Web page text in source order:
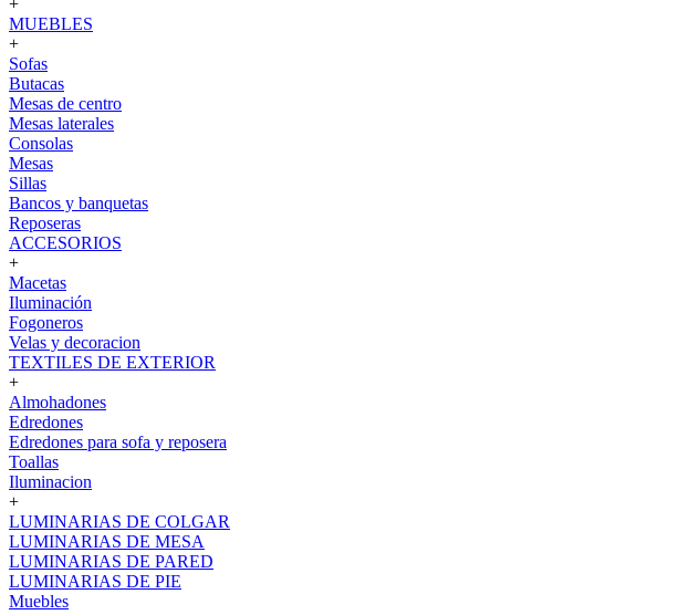
+
MUEBLES
+
Sofas
Butacas
Mesas de centro
Mesas laterales
Consolas
Mesas
Sillas
Bancos y banquetas
Reposeras
ACCESORIOS
+
Macetas
Iluminación
Fogoneros
Velas y decoracion
TEXTILES DE EXTERIOR
+
Almohadones
Edredones
Edredones para sofa y reposera
Toallas
Iluminacion
+
LUMINARIAS DE COLGAR
LUMINARIAS DE MESA
LUMINARIAS DE PARED
LUMINARIAS DE PIE
Muebles